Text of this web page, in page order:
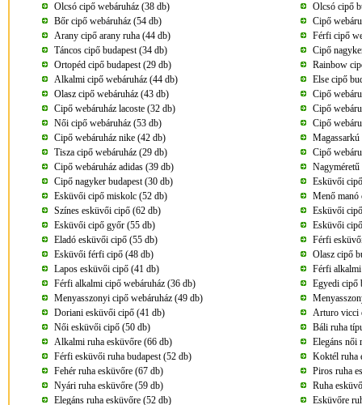
Olcsó cipő webáruház (38 db)
Olcsó cipő
Bőr cipő webáruház (54 db)
Cipő
Arany cipő arany ruha (44 db)
Férfi cipő
Táncos cipő budapest (34 db)
Cipő
Ortopéd cipő budapest (29 db)
Rainbow
Alkalmi cipő webáruház (44 db)
Else cipő
Olasz cipő webáruház (43 db)
Cipő
Cipő webáruház lacoste (32 db)
Cipő
Női cipő webáruház (53 db)
Cipő
Cipő webáruház nike (42 db)
Tisza cipő webáruház (29 db)
Cipő
Cipő webáruház adidas (39 db)
Cipő nagyker budapest (30 db)
Esküvői
Esküvői cipő miskolc (52 db)
Menő manó
Színes esküvői cipő (62 db)
Esküvői
Esküvői cipő győr (55 db)
Esküvői
Eladó esküvői cipő (55 db)
Férfi
Esküvői férfi cipő (48 db)
Olasz cipő
Lapos esküvői cipő (41 db)
Férfi
Férfi alkalmi cipő webáruház (36 db)
Egyedi cipő
Menyasszonyi cipő webáruház (49 db)
Doriani esküvői cipő (41 db)
Arturo vicci
Női esküvői cipő (50 db)
Báli ruha
Alkalmi ruha esküvőre (66 db)
Elegáns női
Férfi esküvői ruha budapest (52 db)
Koktél ruha
Fehér ruha esküvőre (67 db)
Piros ruha
Nyári ruha esküvőre (59 db)
Ruha
Elegáns ruha esküvőre (52 db)
Esküvőre